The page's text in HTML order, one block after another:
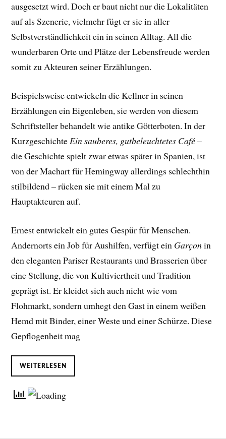
ausgesetzt wird. Doch er baut nicht nur die Lokalitäten
auf als Szenerie, vielmehr fügt er sie in aller
Selbstverständlichkeit ein in seinen Alltag. All die
wunderbaren Orte und Plätze der Lebensfreude werden
somit zu Akteuren seiner Erzählungen.
Beispielsweise entwickeln die Kellner in seinen
Erzählungen ein Eigenleben, sie werden von diesem
Schriftsteller behandelt wie antike Götterboten. In der
KurzgeschichteEin sauberes, gutbeleuchtetes Café–
die Geschichte spielt zwar etwas später in Spanien, ist
von der Machart für Hemingway allerdings schlechthin
stilbildend – rücken sie mit einem Mal zu
Hauptakteuren auf.
Ernest entwickelt ein gutes Gespür für Menschen.
Andernorts ein Job für Aushilfen, verfügt ein Garçonin
den eleganten Pariser Restaurants und Brasserien über
eine Stellung, die von Kultiviertheit und Tradition
geprägt ist. Er kleidet sich auch nicht wie vom
Flohmarkt, sondern umhegt den Gast in einem weißen
Hemd mit Binder, einer Weste und einer Schürze. Diese
Gepflogenheit mag
WEITERLESEN